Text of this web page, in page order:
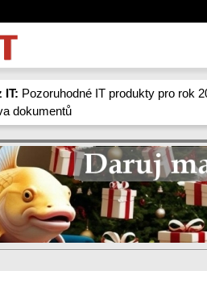
IT: Pozoruhodné IT produkty pro rok
dokumentů